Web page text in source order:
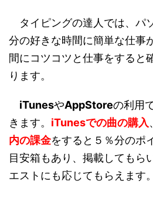
タイピングの達人では、パ
分の好きな時間に簡単な仕事
間にコツコツと仕事をすると
ります。
iTunesやAppStoreの利用
きます。 iTunesでの曲の購入、
内の課金をすると５％分のポ
目安箱もあり、掲載してもら
エストにも応じてもらえます。